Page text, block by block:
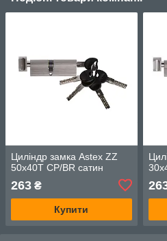
Циліндр замка Astex ZZ
50x40T CP/BR cатин
263 ₴
Купити